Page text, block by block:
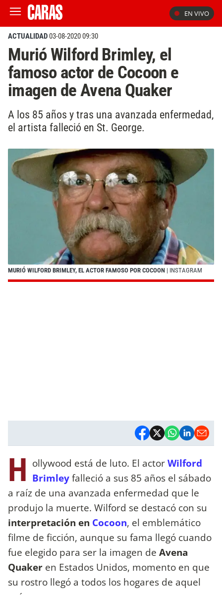
EN VIVO
ACTUALIDAD03-08-2020 09:30
Murió Wilford Brimley, el
famoso actor de Cocoon e
imagen de Avena Quaker
A los 85 años y tras una avanzada enfermedad,
el artista falleció en St. George.
MURIÓ WILFORD BRIMLEY, EL ACTOR FAMOSO POR COCOON | INSTAGRAM
H ollywood está de luto. El actorWilford
Brimleyfalleció a sus 85 años el sábado
a raíz de una avanzada enfermedad que le
produjo la muerte. Wilford se destacó con su
interpretación en Cocoon, el emblemático
filme de ficción, aunque su fama llegó cuando
fue elegido para ser la imagen de Avena
Quaker en Estados Unidos, momento en que
su rostro llegó a todos los hogares de aquel